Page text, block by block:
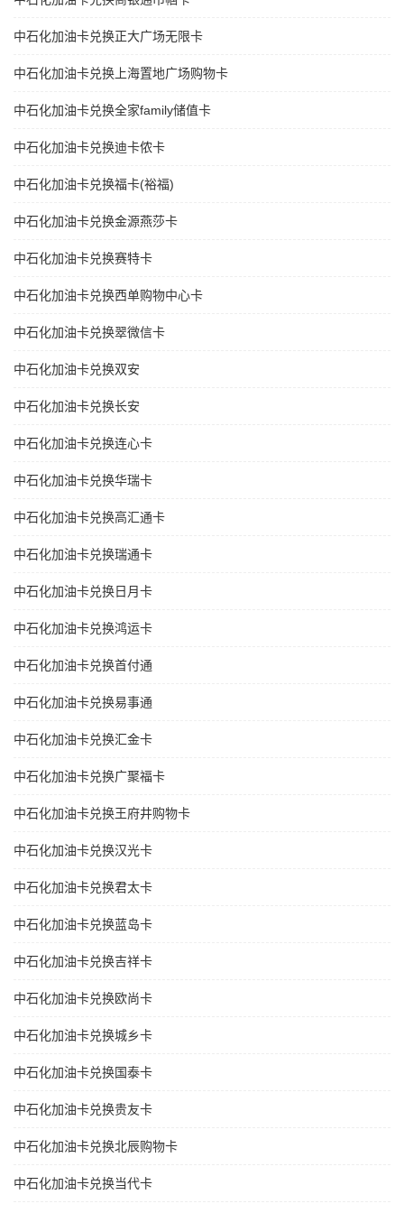
中石化加油卡兑换正大广场无限卡
中石化加油卡兑换上海置地广场购物卡
中石化加油卡兑换全家family储值卡
中石化加油卡兑换迪卡侬卡
中石化加油卡兑换福卡(裕福)
中石化加油卡兑换金源燕莎卡
中石化加油卡兑换赛特卡
中石化加油卡兑换西单购物中心卡
中石化加油卡兑换翠微信卡
中石化加油卡兑换双安
中石化加油卡兑换长安
中石化加油卡兑换连心卡
中石化加油卡兑换华瑞卡
中石化加油卡兑换高汇通卡
中石化加油卡兑换瑞通卡
中石化加油卡兑换日月卡
中石化加油卡兑换鸿运卡
中石化加油卡兑换首付通
中石化加油卡兑换易事通
中石化加油卡兑换汇金卡
中石化加油卡兑换广聚福卡
中石化加油卡兑换王府井购物卡
中石化加油卡兑换汉光卡
中石化加油卡兑换君太卡
中石化加油卡兑换蓝岛卡
中石化加油卡兑换吉祥卡
中石化加油卡兑换欧尚卡
中石化加油卡兑换城乡卡
中石化加油卡兑换国泰卡
中石化加油卡兑换贵友卡
中石化加油卡兑换北辰购物卡
中石化加油卡兑换当代卡